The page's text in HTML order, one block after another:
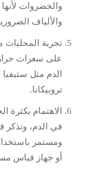
والخضروات
والألياف
تجربة المحليات
على سعرات
الدم مثل
تروبيكانا.
الاهتمام بكثرة
في الدم،
ومستمر
أو جهاز قياس